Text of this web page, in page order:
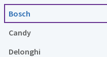
Bosch
Candy
Delonghi